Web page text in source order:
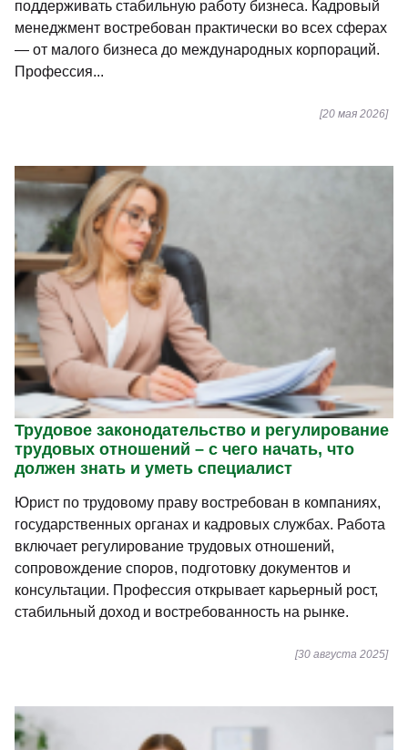
поддерживать стабильную работу бизнеса. Кадровый
менеджмент востребован практически во всех сферах
— от малого бизнеса до международных корпораций.
Профессия...
[20 мая 2026]
Трудовое законодательство и регулирование
трудовых отношений – с чего начать, что
должен знать и уметь специалист
Юрист по трудовому праву востребован в компаниях,
государственных органах и кадровых службах. Работа
включает регулирование трудовых отношений,
сопровождение споров, подготовку документов и
консультации. Профессия открывает карьерный рост,
стабильный доход и востребованность на рынке.
[30 августа 2025]